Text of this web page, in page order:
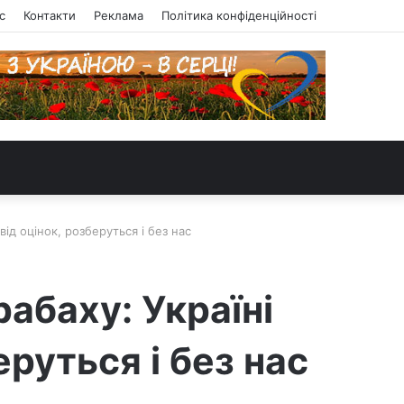
Контакти Реклама Політика конфіденційності
оцінок, розберуться і без нас
Україні
і без нас